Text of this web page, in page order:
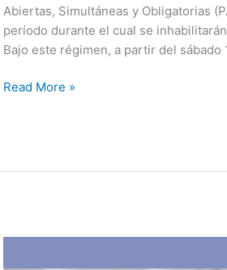
Abiertas, Simultáneas y Obligatorias
período durante el cual se
Bajo este régimen, a partir del sábado
Read More »
Facturación